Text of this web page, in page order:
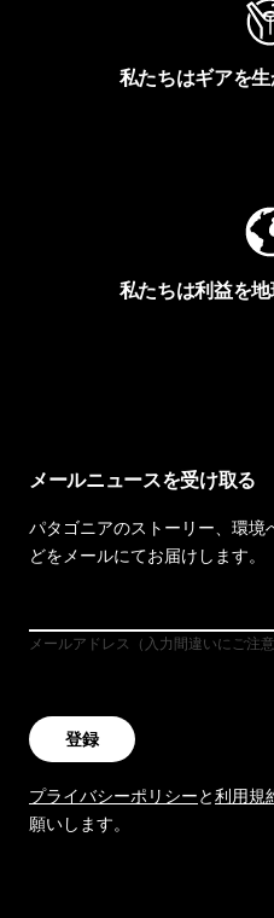
私たちはギアを生
私たちは利益を地
メールニュースを受け取る
パタゴニアのストーリー、環
どをメールにてお届けします。
メールアドレス（入力間違いにご注意
登録
プライバシーポリシーと利用規
願いします。